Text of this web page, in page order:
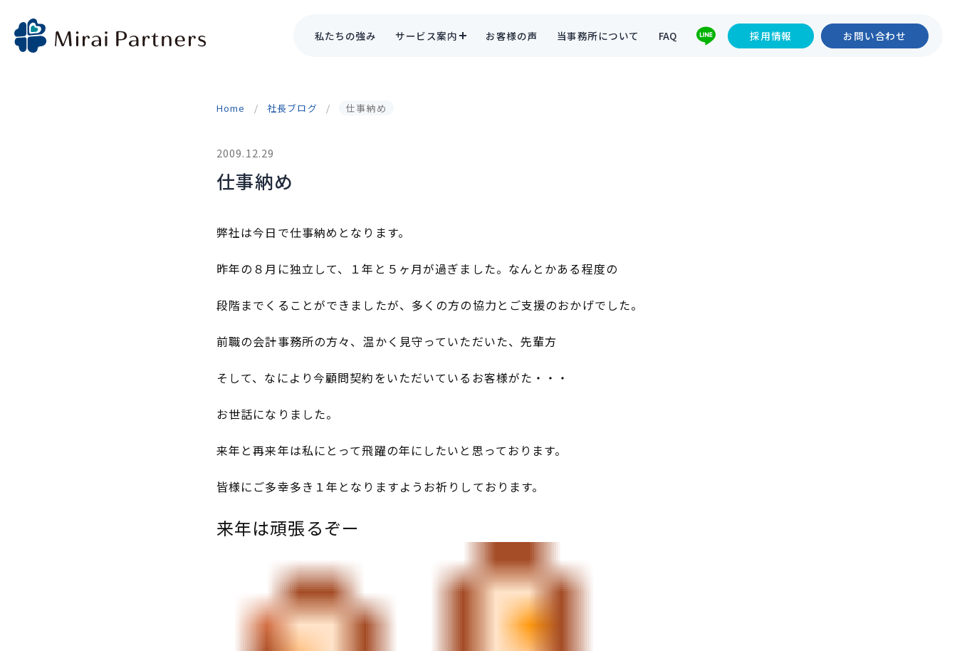
私たちの強み サービス案内 お客様の声 当事務所について FAQ 採用情報 お問い合わせ
Home 社長ブログ 仕事納め
2009.12.29
仕事納め
弊社は今日で仕事納めとなります。
昨年の８月に独立して、１年と５ヶ月が過ぎました。なんとかある程度の
段階までくることができましたが、多くの方の協力とご支援のおかげでした。
前職の会計事務所の方々、温かく見守っていただいた、先輩方
そして、なにより今顧問契約をいただいているお客様がた・・・
お世話になりました。
来年と再来年は私にとって飛躍の年にしたいと思っております。
皆様にご多幸多き１年となりますようお祈りしております。
来年は頑張るぞー